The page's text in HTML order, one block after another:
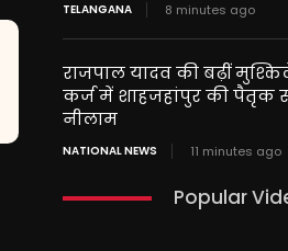
TELANGANA 8 minutes ago
राजपाल यादव की बढ़ीं
कर्ज में शाहजहांपुर की पैतृक
नीलाम
NATIONAL NEWS 11 minutes ago
Popular